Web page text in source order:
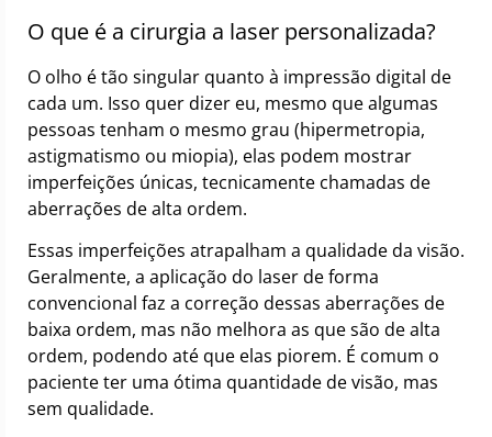
O que é a cirurgia a laser personalizada?
O olho é tão singular quanto à impressão digital de
cada um. Isso quer dizer eu, mesmo que algumas
pessoas tenham o mesmo grau (hipermetropia,
astigmatismo ou miopia), elas podem mostrar
imperfeições únicas, tecnicamente chamadas de
aberrações de alta ordem.
Essas imperfeições atrapalham a qualidade da visão.
Geralmente, a aplicação do laser de forma
convencional faz a correção dessas aberrações de
baixa ordem, mas não melhora as que são de alta
ordem, podendo até que elas piorem. É comum o
paciente ter uma ótima quantidade de visão, mas
sem qualidade.